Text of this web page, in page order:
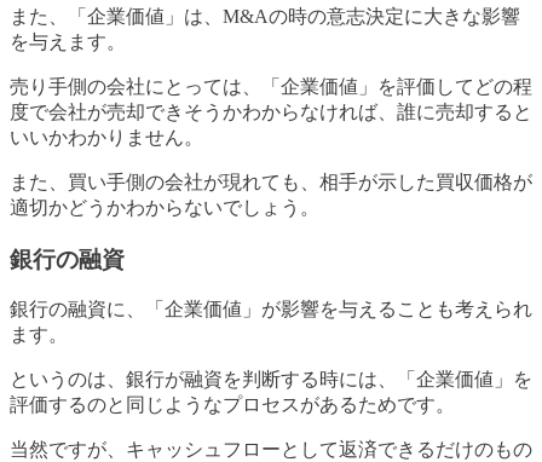
また、「企業価値」は、M&Aの時の意志決定に大きな影響
を与えます。
売り手側の会社にとっては、「企業価値」を評価してどの程
度で会社が売却できそうかわからなければ、誰に売却すると
いいかわかりません。
また、買い手側の会社が現れても、相手が示した買収価格が
適切かどうかわからないでしょう。
銀行の融資
銀行の融資に、「企業価値」が影響を与えることも考えられ
ます。
というのは、銀行が融資を判断する時には、「企業価値」を
評価するのと同じようなプロセスがあるためです。
当然ですが、キャッシュフローとして返済できるだけのもの